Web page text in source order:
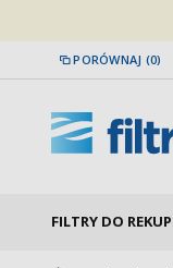
PORÓWNAJ (0)
FILTRY DO